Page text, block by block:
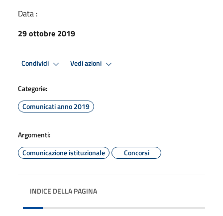
Data :
29 ottobre 2019
Condividi Vedi azioni
Categorie:
Comunicati anno 2019
Argomenti:
Comunicazione istituzionale
Concorsi
INDICE DELLA PAGINA